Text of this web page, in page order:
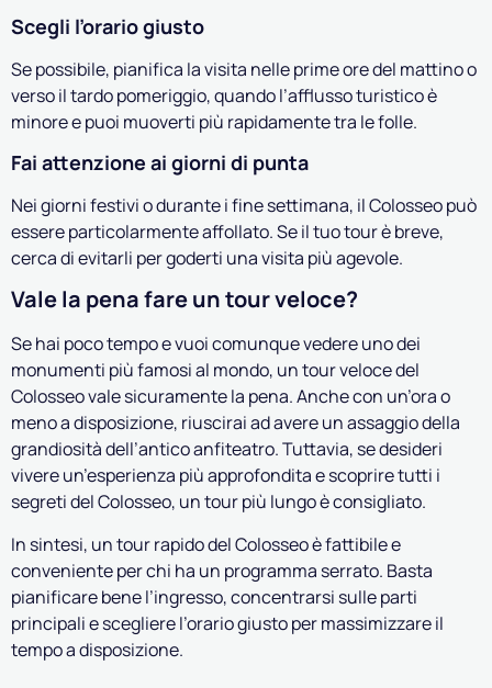
Scegli l’orario giusto
Se possibile, pianifica la visita nelle prime ore del mattino o
verso il tardo pomeriggio, quando l’afflusso turistico è
minore e puoi muoverti più rapidamente tra le folle.
Fai attenzione ai giorni di punta
Nei giorni festivi o durante i fine settimana, il Colosseo può
essere particolarmente affollato. Se il tuo tour è breve,
cerca di evitarli per goderti una visita più agevole.
Vale la pena fare un tour veloce?
Se hai poco tempo e vuoi comunque vedere uno dei
monumenti più famosi al mondo, un tour veloce del
Colosseo vale sicuramente la pena. Anche con un’ora o
meno a disposizione, riuscirai ad avere un assaggio della
grandiosità dell’antico anfiteatro. Tuttavia, se desideri
vivere un’esperienza più approfondita e scoprire tutti i
segreti del Colosseo, un tour più lungo è consigliato.
In sintesi, un tour rapido del Colosseo è fattibile e
conveniente per chi ha un programma serrato. Basta
pianificare bene l’ingresso, concentrarsi sulle parti
principali e scegliere l’orario giusto per massimizzare il
tempo a disposizione.